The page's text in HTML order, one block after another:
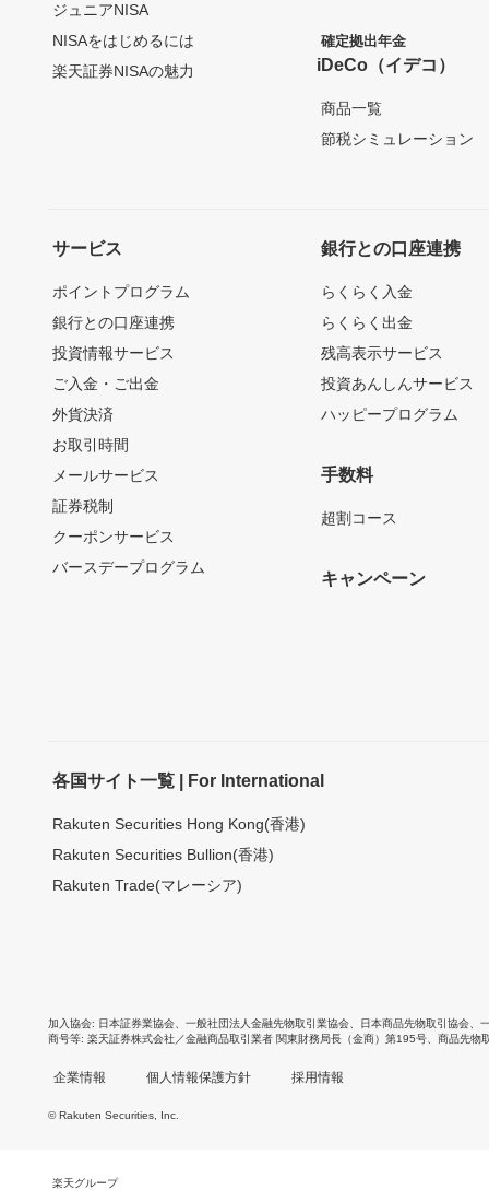
ジュニアNISA
NISAをはじめるには
楽天証券NISAの魅力
確定拠出年金
iDeCo（イデコ）
商品一覧
節税シミュレーション
サービス
ポイントプログラム
銀行との口座連携
投資情報サービス
ご入金・ご出金
外貨決済
お取引時間
メールサービス
証券税制
クーポンサービス
バースデープログラム
銀行との口座連携
らくらく入金
らくらく出金
残高表示サービス
投資あんしんサービス
ハッピープログラム
手数料
超割コース
キャンペーン
各国サイト一覧 | For International
Rakuten Securities Hong Kong(香港)
Rakuten Securities Bullion(香港)
Rakuten Trade(マレーシア)
加入協会 日本証券業協会 一般社団法人金融先物取引業協会 日本商品先物取引協会
商号等 楽天証券株式会社／金融商品取引業者 関東財務局長（金商）第195号、商品先物
企業情報 個人情報保護方針 採用情報
© Rakuten Securities, Inc.
楽天グループ